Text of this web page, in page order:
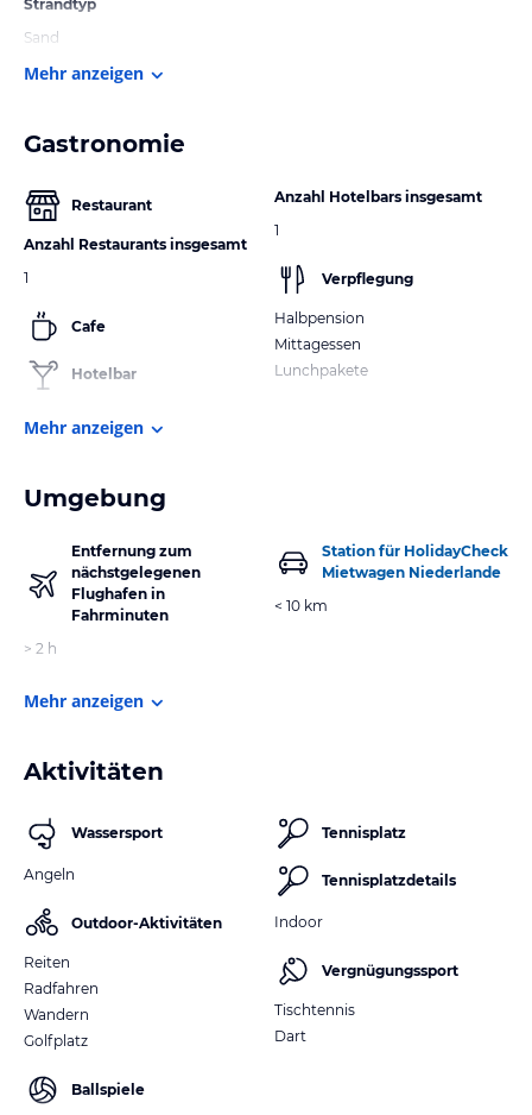
Strandtyp
Sand
Mehr anzeigen
Gastronomie
Restaurant
Anzahl Restaurants insgesamt
1
Cafe
Hotelbar
Anzahl Hotelbars insgesamt
1
Verpflegung
Halbpension
Mittagessen
Lunchpakete
Mehr anzeigen
Umgebung
Entfernung zum
nächstgelegenen
Flughafen in
Fahrminuten
> 2 h
Station für HolidayCheck
Mietwagen Niederlande
< 10 km
Mehr anzeigen
Aktivitäten
Wassersport
Angeln
Outdoor-Aktivitäten
Reiten
Radfahren
Wandern
Golfplatz
Ballspiele
Tennisplatz
Tennisplatzdetails
Indoor
Vergnügungssport
Tischtennis
Dart